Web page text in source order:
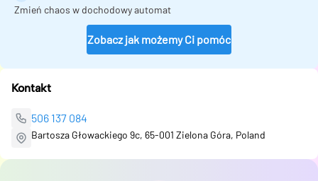
Zmień chaos w dochodowy automat
Zobacz jak możemy Ci pomóc
Kontakt
506 137 084
Bartosza Głowackiego 9c, 65-001 Zielona Góra, Poland